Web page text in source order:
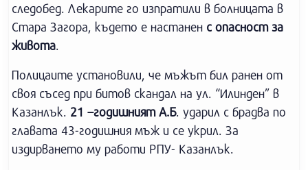
следобед. Лекарите го изпратили в болницата в
Стара Загора, където е настанен с опасност за
живота.
Полицаите установили, че мъжът бил ранен от
своя съсед при битов скандал на ул. “Илинден” в
Казанлък. 21 –годишният А.Б. ударил с брадва по
главата 43-годишния мъж и се укрил. За
издирването му работи РПУ- Казанлък.